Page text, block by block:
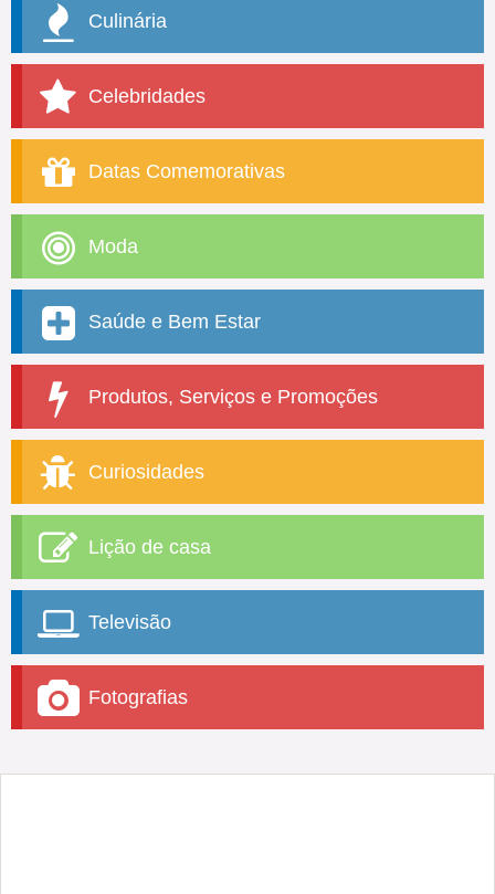
Culinária
Celebridades
Datas Comemorativas
Moda
Saúde e Bem Estar
Produtos, Serviços e Promoções
Curiosidades
Lição de casa
Televisão
Fotografias